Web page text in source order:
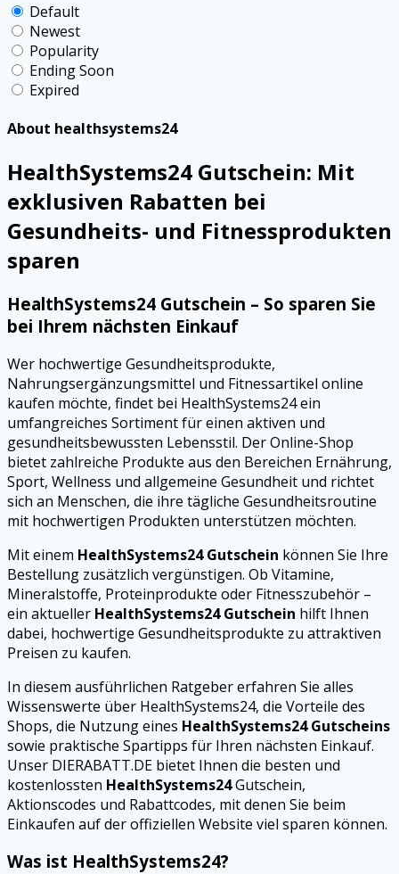
Default
Newest
Popularity
Ending Soon
Expired
About healthsystems24
HealthSystems24 Gutschein: Mit
exklusiven Rabatten bei
Gesundheits- und Fitnessprodukten
sparen
HealthSystems24 Gutschein – So sparen Sie
bei Ihrem nächsten Einkauf
Wer hochwertige Gesundheitsprodukte,
Nahrungsergänzungsmittel und Fitnessartikel online
kaufen möchte, findet bei HealthSystems24 ein
umfangreiches Sortiment für einen aktiven und
gesundheitsbewussten Lebensstil. Der Online-Shop
bietet zahlreiche Produkte aus den Bereichen Ernährung,
Sport, Wellness und allgemeine Gesundheit und richtet
sich an Menschen, die ihre tägliche Gesundheitsroutine
mit hochwertigen Produkten unterstützen möchten.
Mit einem HealthSystems24 Gutschein können Sie Ihre
Bestellung zusätzlich vergünstigen. Ob Vitamine,
Mineralstoffe, Proteinprodukte oder Fitnesszubehör –
ein aktueller HealthSystems24 Gutschein hilft Ihnen
dabei, hochwertige Gesundheitsprodukte zu attraktiven
Preisen zu kaufen.
In diesem ausführlichen Ratgeber erfahren Sie alles
Wissenswerte über HealthSystems24, die Vorteile des
Shops, die Nutzung eines HealthSystems24 Gutscheins
sowie praktische Spartipps für Ihren nächsten Einkauf.
Unser DIERABATT.DE bietet Ihnen die besten und
kostenlossten HealthSystems24Gutschein,
Aktionscodes und Rabattcodes, mit denen Sie beim
Einkaufen auf der offiziellen Website viel sparen können.
Was ist HealthSystems24?